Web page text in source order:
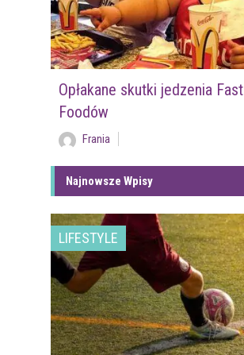
Opłakane skutki jedzenia Fast
Foodów
Frania
Najnowsze Wpisy
LIFESTYLE